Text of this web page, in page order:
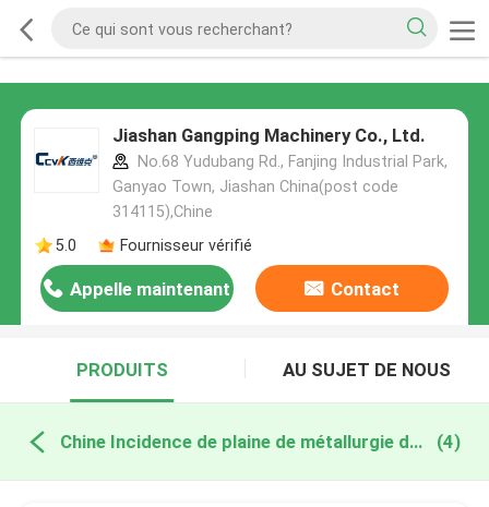
Jiashan Gangping Machinery Co., Ltd.
No.68 Yudubang Rd., Fanjing Industrial Park,
Ganyao Town, Jiashan China(post code
314115),Chine
5.0
Fournisseur vérifié
Appelle maintenant Contact
PRODUITS AU SUJET DE NOUS
Chine Incidence de plaine de métallurgie des poudres (4)